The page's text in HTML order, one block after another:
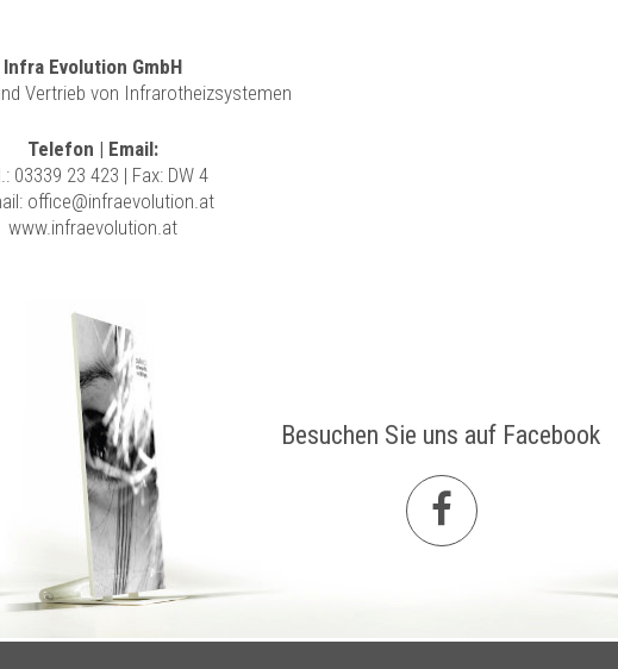
Infra Evolution GmbH
Vertrieb von Infrarotheizsystemen
Telefon | Email:
03339 23 423 | Fax: DW 4
office@infraevolution.at
www.infraevolution.at
Besuchen Sie uns auf Facebook